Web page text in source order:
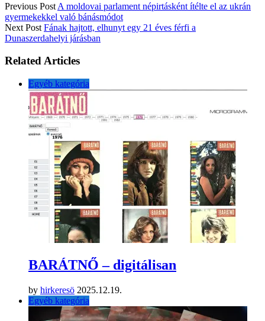
Previous Post A moldovai parlament népirtásként ítélte el az ukrán
gyermekekkel való bánásmódot
Next Post Fának hajtott, elhunyt egy 21 éves férfi a
Dunaszerdahelyi járásban
Related Articles
Egyéb kategória
BARÁTNŐ – digitálisan
by hirkeresö 2025.12.19.
Egyéb kategória